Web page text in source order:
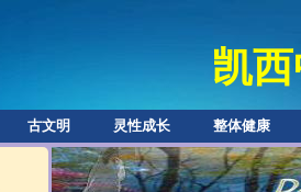
凯
古文明 灵性成长 整体健康